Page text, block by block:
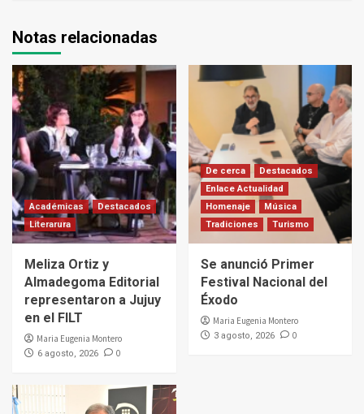
Notas relacionadas
Académicas
Destacados
Literarura
Meliza Ortiz y
Almadegoma Editorial
representaron a Jujuy
en el FILT
Maria Eugenia Montero
6 agosto, 2026 0
De cerca
Destacados
Enlace Actualidad
Homenaje
Música
Tradiciones
Turismo
Se anunció Primer
Festival Nacional del
Éxodo
Maria Eugenia Montero
3 agosto, 2026 0